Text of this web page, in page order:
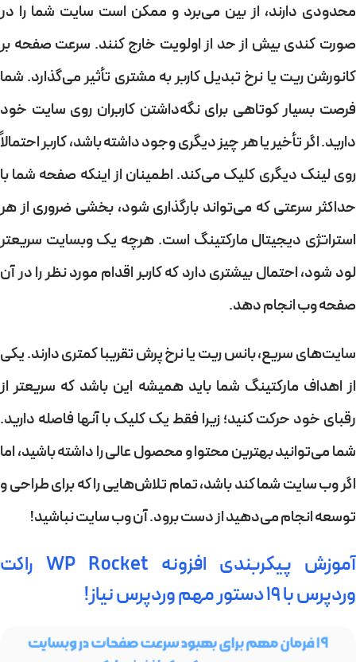
محدودی دارند، از بین می‌برد و ممکن است سایت شما را در
صورت کندی بیش از حد از اولویت خارج کنند. سرعت صفحه بر
کانورشن ریت یا نرخ تبدیل کاربر به مشتری تأثیر می‌گذارد. شما
فرصت بسیار کوتاهی براینگه‌داشتن کاربران روی سایت خود
دارید.اگر تأخیر یا هر چیز دیگری وجود داشته باشد، کاربر احتمالاً
روی لینک دیگری کلیک می‌کند. اطمینان از اینکه صفحه شما با
حداکثر سرعتی که می‌تواند بارگذاری شود، بخشی ضروری از هر
استراتژی دیجیتال مارکتینگ است. هرچه یک وبسایت سریعتر
لود شود، احتمال بیشتری دارد که کاربر اقدام مورد نظر را در آن
صفحه وب انجام دهد.
سایت‌های سریع،بانس ریتیا نرخ پرش تقریبا کمتری دارند. یکی
از اهداف مارکتینگ شما باید همیشه این باشد که سریعتر از
رقبای خود حرکت کنید؛ زیرا فقط یک کلیک با آنها فاصله دارید.
شما می‌توانید بهترین محتوا و محصول عالی را داشته باشید، اما
اگر وب سایت شما کند باشد، تمام تلاش‌هایی را که برای طراحی و
توسعه انجام می‌دهید از دست برود. آن وب سایت نباشید!
آموزش پیکربندی افزونه WP Rocket راکت
وردپرس با ۱۹ دستور مهم وردپرس نیاز!